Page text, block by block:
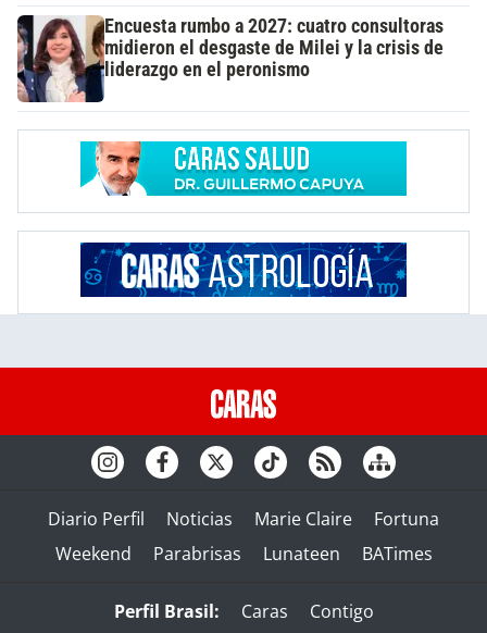
Encuesta rumbo a 2027: cuatro consultoras
midieron el desgaste de Milei y la crisis de
liderazgo en el peronismo
Diario Perfil Noticias Marie Claire
Fortuna
Weekend
Parabrisas Lunateen BATimes
Perfil Brasil: Caras Contigo